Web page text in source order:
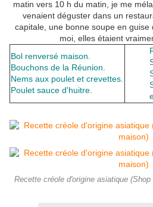
matin vers 10 h du matin, je me
venaient déguster dans un
capitale, une bonne soupe en
moi, elles étaient
Bol renversé maison
Bouchons de la Réunion
Nems aux poulet et crevettes
Poulet sauce d'huitre.
Recette créole d'origine asiatique